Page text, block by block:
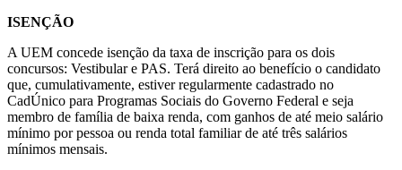
ISENÇÃO
A UEM concede isenção da taxa de inscrição para os dois
concursos: Vestibular e PAS. Terá direito ao benefício o candidato
que, cumulativamente, estiver regularmente cadastrado no
CadÚnico para Programas Sociais do Governo Federal e seja
membro de família de baixa renda, com ganhos de até meio salário
mínimo por pessoa ou renda total familiar de até três salários
mínimos mensais.